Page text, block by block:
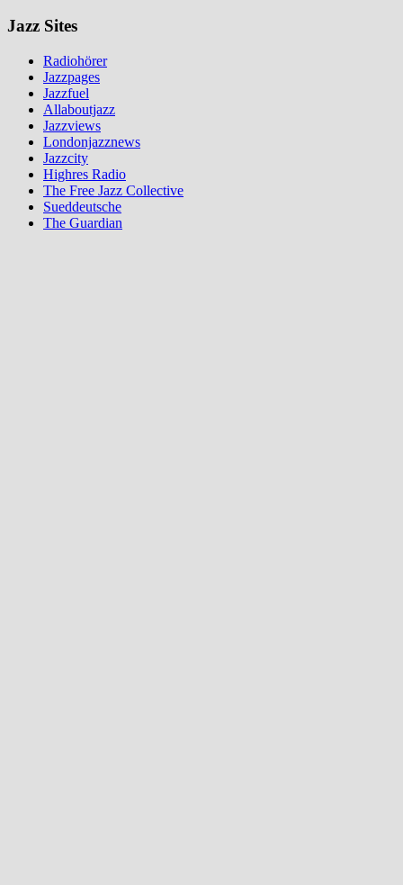
Jazz Sites
Radiohörer
Jazzpages
Jazzfuel
Allaboutjazz
Jazzviews
Londonjazznews
Jazzcity
Highres Radio
The Free Jazz Collective
Sueddeutsche
The Guardian